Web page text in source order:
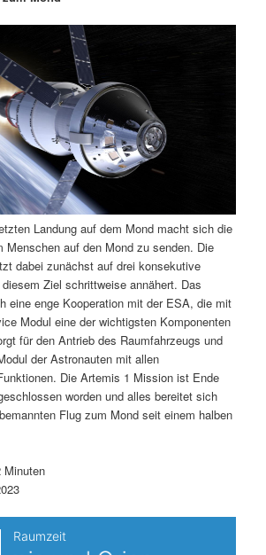
Landung auf dem Mond macht sich die
Menschen auf den Mond zu senden. Die
dabei zunächst auf drei konsekutive
Ziel schrittweise annähert. Das
eine enge Kooperation mit der ESA, die mit
Modul eine der wichtigsten Komponenten
für den Antrieb des Raumfahrzeugs und
der Astronauten mit allen
Die Artemis 1 Mission ist Ende
worden und alles bereitet sich
Flug zum Mond seit einem halben
Minuten